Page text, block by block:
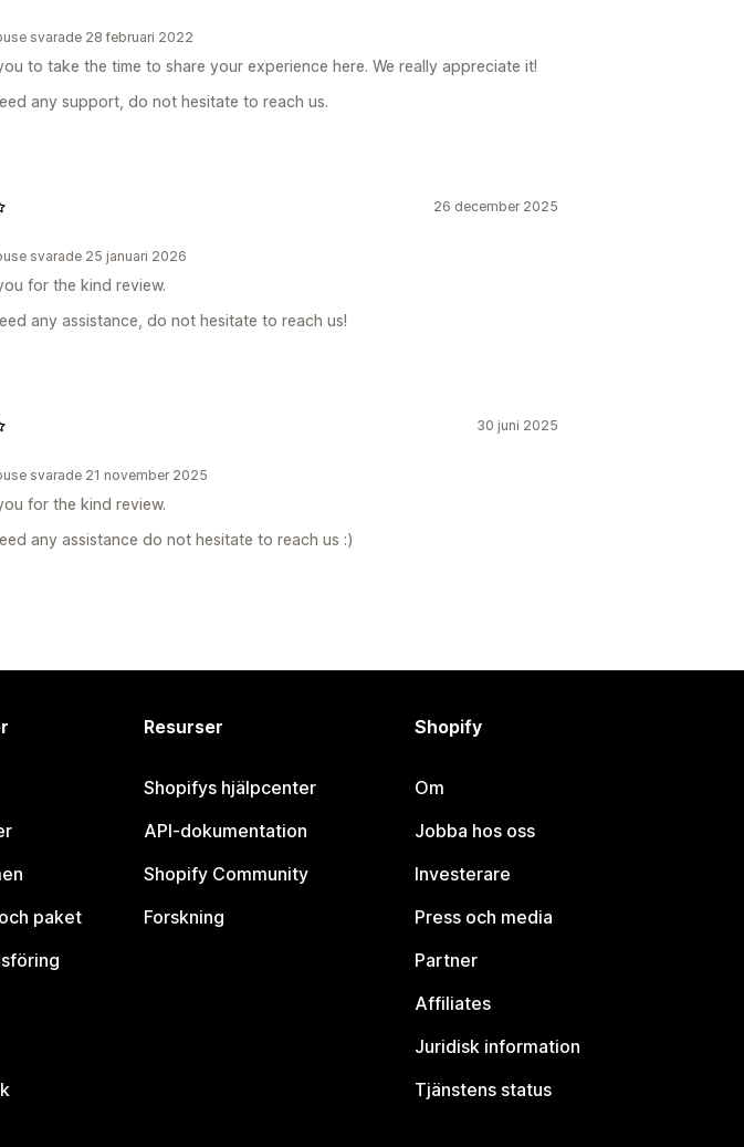
svarade 28 februari 2022
to take the time to share your experience here. We really appreciate it!
any support, do not hesitate to reach us.
26 december 2025
svarade 25 januari 2026
for the kind review.
any assistance, do not hesitate to reach us!
30 juni 2025
svarade 21 november 2025
for the kind review.
any assistance do not hesitate to reach us :)
paket
Resurser
Shopifys hjälpcenter
API-dokumentation
Shopify Community
Forskning
Shopify
Om
Jobba hos oss
Investerare
Press och media
Partner
Affiliates
Juridisk information
Tjänstens status